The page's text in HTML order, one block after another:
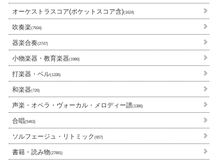
オーケストラスコア(ポケットスコア含)(1624)
吹奏楽(7934)
器楽合奏(2747)
小物楽器・教育楽器(1986)
打楽器・ベル(1336)
和楽器(726)
声楽・オペラ・ヴォーカル・メロディー譜(1386)
合唱(5463)
ソルフェージュ・リトミック (657)
書籍・読み物(27891)